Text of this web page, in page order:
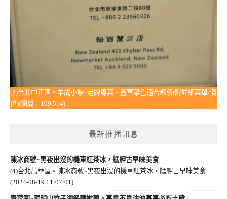
(3)台北中正區。羊成小館~老牌粵菜，豐富菜色適合聚餐(附詳細菜單/價
位)(瀏覽：109,514)
最新推播訊息
陳冰商號~黑夜出沒的機車紅茶冰，艋舺古早味美食
(4)台北萬華區。陳冰商號~黑夜出沒的機車紅茶冰，艋舺古早味美食
(2024-08-19 11:07:01)